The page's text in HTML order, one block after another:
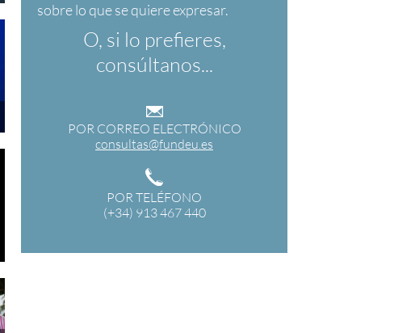
O, si lo prefieres,
consúltanos...
POR CORREO ELECTRÓNICO
consultas@fundeu.es
POR TELÉFONO
(+34) 913 467 440